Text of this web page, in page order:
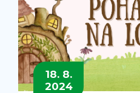
18. 8.
2024